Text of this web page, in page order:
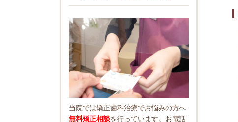
当院では矯正歯科治療でお悩みの方へ
無料矯正相談を行っています。お電話